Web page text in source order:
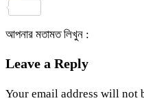
আপনার মতামত লিখুন :
Leave a Reply
Your email address will not